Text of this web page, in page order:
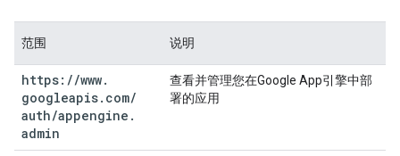
范围 说明
https: //www.
googleapis. com/
auth/appengine .
admin
查看并管理您在Google App引擎中部
署的应用